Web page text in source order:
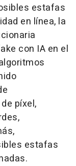
estafas
en línea, la
con IA en el
píxel,
estafas